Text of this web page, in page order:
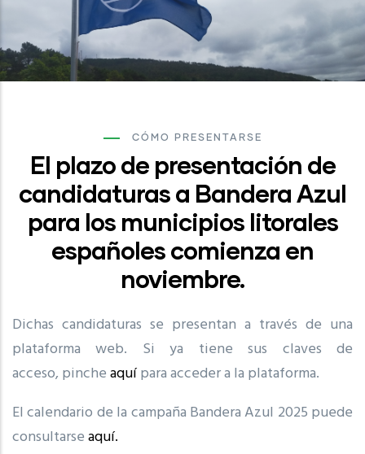
CÓMO PRESENTARSE
El plazo de presentación de
candidaturas a Bandera Azul
para los municipios litorales
españoles comienza en
noviembre.
Dichas candidaturas se presentan a través de una
plataforma web. Si ya tiene sus claves de
acceso, pincheaquípara acceder a la plataforma.
El calendario de la campaña Bandera Azul 2025 puede
consultarseaquí.